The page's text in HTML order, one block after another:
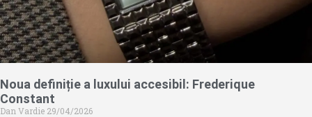
Noua definiție a luxului accesibil: Frederique
Constant
Dan Vardie 29/04/2026